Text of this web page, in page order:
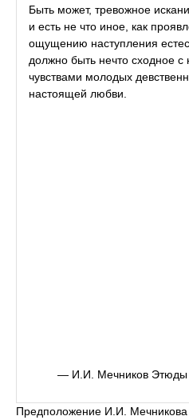
Быть может, тревожное
и есть не что иное, как
ощущению наступления
должно быть нечто сходное
чувствами молодых
настоящей любви.
— И.И. Мечников Этюды
Предположение И.И.